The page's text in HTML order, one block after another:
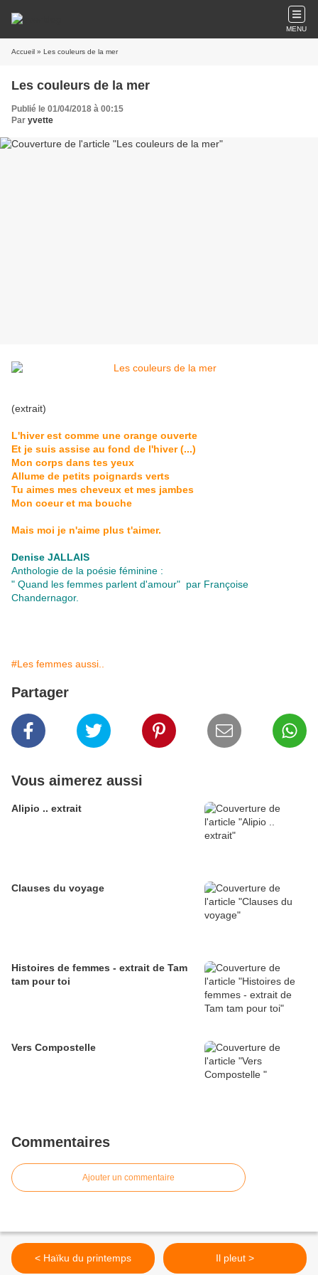
MENU
Accueil » Les couleurs de la mer
Les couleurs de la mer
Publié le 01/04/2018 à 00:15
Par yvette
(extrait)
L'hiver est comme une orange ouverte
Et je suis assise au fond de l'hiver (...)
Mon corps dans tes yeux
Allume de petits poignards verts
Tu aimes mes cheveux et mes jambes
Mon coeur et ma bouche
Mais moi je n'aime plus t'aimer.
Denise JALLAIS
Anthologie de la poésie féminine :
" Quand les femmes parlent d'amour" par Françoise
Chandernagor.
#Les femmes aussi..
Partager
Vous aimerez aussi
Alipio .. extrait
Clauses du voyage
Histoires de femmes - extrait de Tam
tam pour toi
Vers Compostelle
Commentaires
Ajouter un commentaire
< Haïku du printemps Il pleut >